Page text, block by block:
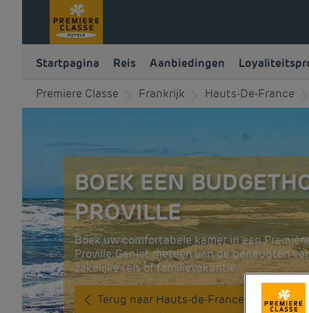
Startpagina Reis Aanbiedingen
Premiere Classe Frankrijk Hauts-De-France
BOEK EEN
PROVILLE
Boek uw comfortabele kamer in een
Proville. Geniet meteen van de geneugten
zakelijke reis of familievakantie.
Terug naar Hauts-de-France